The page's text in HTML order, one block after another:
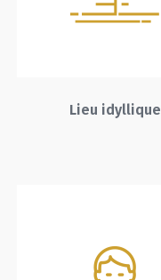
Lieu idyllique